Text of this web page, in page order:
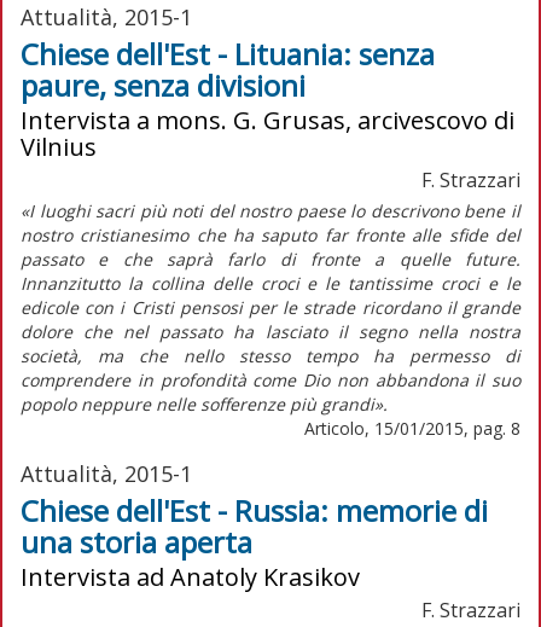
Attualità, 2015-1
Chiese dell'Est - Lituania: senza
paure, senza divisioni
Intervista a mons. G. Grusas, arcivescovo di
Vilnius
F. Strazzari
«I luoghi sacri più noti del nostro paese lo descrivono bene il
nostro cristianesimo che ha saputo far fronte alle sfide del
passato e che saprà farlo di fronte a quelle future.
Innanzitutto la collina delle croci e le tantissime croci e le
edicole con i Cristi pensosi per le strade ricordano il grande
dolore che nel passato ha lasciato il segno nella nostra
società, ma che nello stesso tempo ha permesso di
comprendere in profondità come Dio non abbandona il suo
popolo neppure nelle sofferenze più grandi».
Articolo, 15/01/2015, pag. 8
Attualità, 2015-1
Chiese dell'Est - Russia: memorie di
una storia aperta
Intervista ad Anatoly Krasikov
F. Strazzari